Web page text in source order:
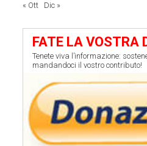
« Ott Dic »
FATE LA VOSTRA
Tenete viva l’informazione:
mandandoci il vostro contributo!